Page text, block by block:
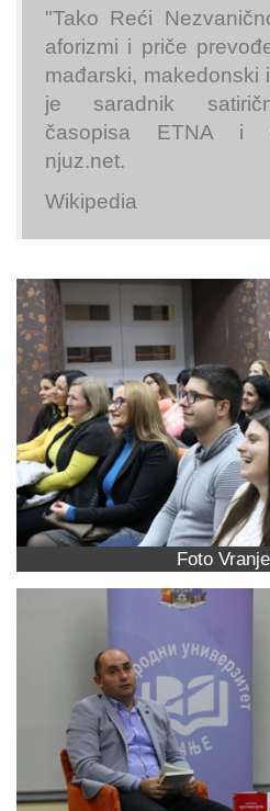
"Tako Reći
aforizmi i priče
mađarski, makedonski
je saradnik
časopisa ETNA i
njuz.net.
Wikipedia
Foto